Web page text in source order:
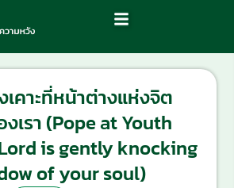
เคาะที่หน้าต่างแห่งจิต
รา (Pope at Youth
is gently knocking
of your soul)